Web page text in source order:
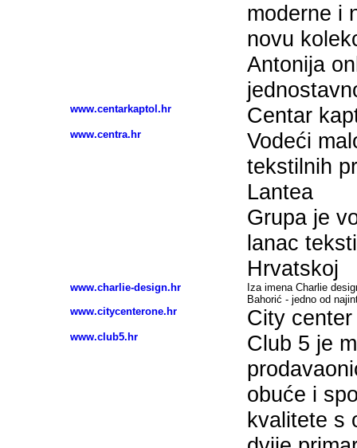
moderne i
novu
Antonija
www.centarkaptol.hr Centar
www.centra.hr
Vodeći
tekstilnih
Lantea
Grupa je
lanac
Hrvatskoj
www.charlie-design.hr
Iza imena Charlie
Bahorić - jedno od
www.citycenterone.hr
City
www.club5.hr
Club 5 je
obuće i
kvalitete s